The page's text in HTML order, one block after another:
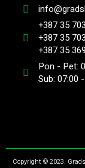
+387 35
+387 35
+387 35
Pon - Pet:
Sub: 07:00
Copyright © 2023.